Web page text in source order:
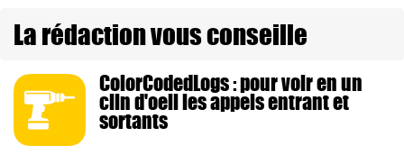
La rédaction vous conseille
ColorCodedLogs : pour voir en un
clin d'oeil les appels entrant et
sortants